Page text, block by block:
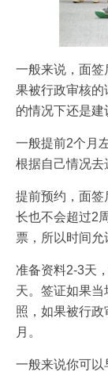
一般来说，面签
果被行政审核
的情况下还是建
一般提前2个月
根据自己情况去
提前预约，面签
长也不会超过2
票，所以时间允
准备资料2-3天
天。签证如果
照，如果被行
月。
一般来说你可以